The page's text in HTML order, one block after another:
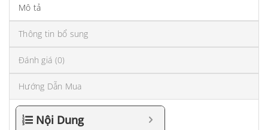
Mô tả
Thông tin bổ sung
Đánh giá (0)
Hướng Dẫn Mua
Nội Dung